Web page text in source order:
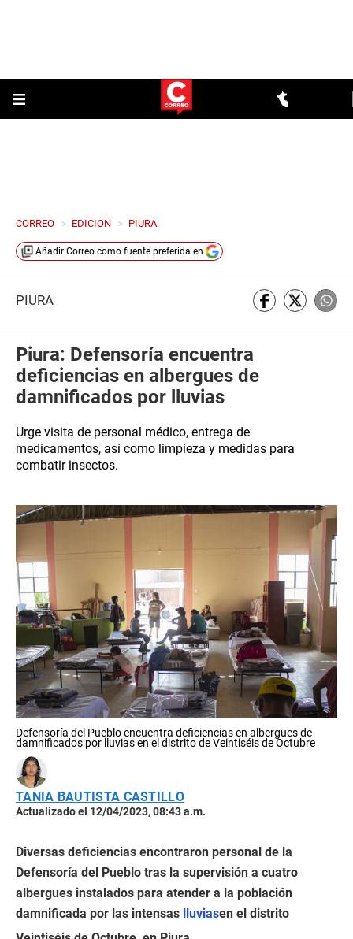
CORREO > EDICION > PIURA
Añadir Correo como fuente preferida en
PIURA
Piura: Defensoría encuentra
deficiencias en albergues de
damnificados por lluvias
Urge visita de personal médico, entrega de
medicamentos, así como limpieza y medidas para
combatir insectos.
Defensoría del Pueblo encuentra deficiencias en albergues de
damnificados por lluvias en el distrito de Veintiséis de Octubre
TANIA BAUTISTA CASTILLO
Actualizado el 12/04/2023, 08:43 a.m.
Diversas deficiencias encontraron personal de la
Defensoría del Pueblo tras la supervisión a cuatro
albergues instalados para atender a la población
damnificada por las intensas
lluviasen el distrito